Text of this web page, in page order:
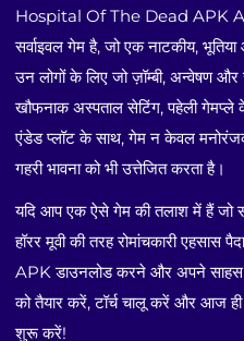
Hospital Of The Dead APK
सर्वाइवल गेम है, जो एक नाटकीय,
उन लोगों के लिए जो ज़ॉम्बी, अन्वेषण
खौफनाक अस्पताल सेटिंग, पहेली
एंडेड प्लॉट के साथ, गेम न केवल
गहरी भावना को भी उत्तेजित करता है।
यदि आप एक ऐसे गेम की तलाश में हैं जो
हॉरर मूवी की तरह रोमांचकारी
APK डाउनलोड करने और अपने साहस
को तैयार करें, टॉर्च चालू करें और आज
शुरू करें!